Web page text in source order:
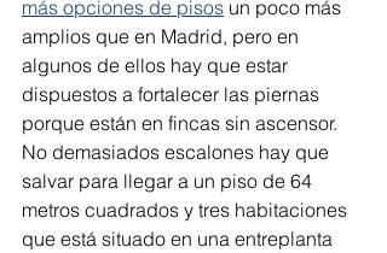
más opciones de pisos un poco más
amplios que en Madrid, pero en
algunos de ellos hay que estar
dispuestos a fortalecer las piernas
porque están en fincas sin ascensor.
No demasiados escalones hay que
salvar para llegar a un piso de 64
metros cuadrados y tres habitaciones
que está situado en una entreplanta